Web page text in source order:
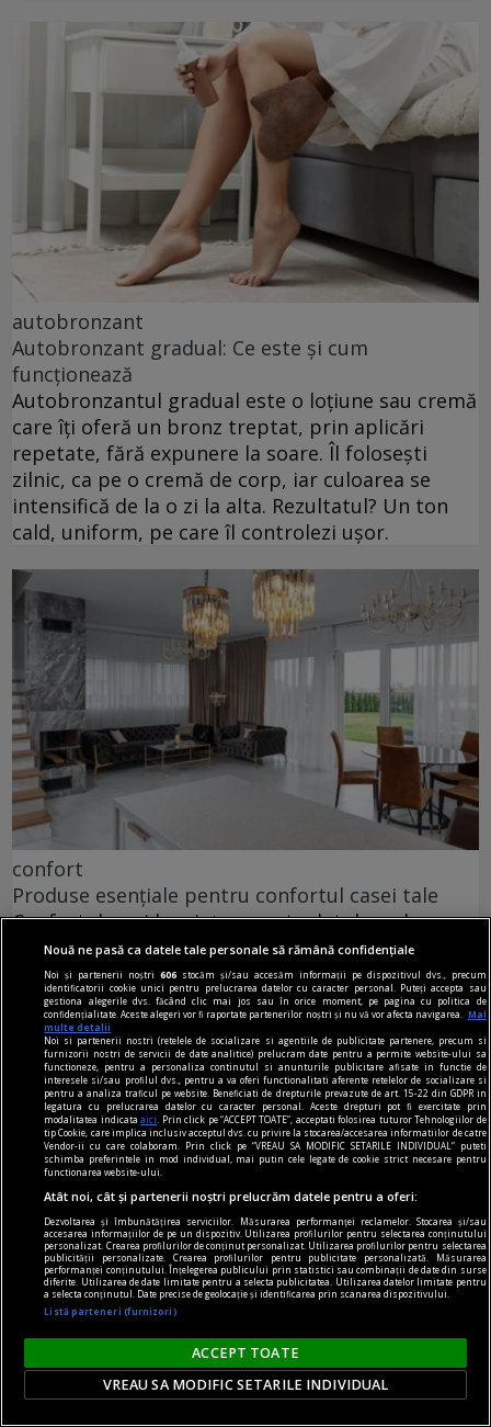
autobronzant
Autobronzant gradual: Ce este și cum
funcționează
Autobronzantul gradual este o loțiune sau cremă
care îți oferă un bronz treptat, prin aplicări
repetate, fără expunere la soare. Îl folosești
zilnic, ca pe o cremă de corp, iar culoarea se
intensifică de la o zi la alta. Rezultatul? Un ton
cald, uniform, pe care îl controlezi ușor.
confort
Produse esențiale pentru confortul casei tale
Confortul unei locuințe nu este dat doar de
dimensiunea spațiului sau de aspectul
mobilierului, ci de modul în care toate
elementele funcționează împreună pentru a crea
o atmosferă echilibrată.
sandale
Cum să îți alegi sandalele pentru ținutele din
Nouă ne pasă ca datele tale personale să rămână confidențiale
Noi și partenerii noștri606 stocăm și/sau accesăm informații pe dispozitivul dvs., precum
identificatorii cookie unici pentru prelucrarea datelor cu caracter personal. Puteți accepta sau
gestiona alegerile dvs. făcând clic mai jos sau în orice moment, pe pagina cu politica de
confidențialitate. Aceste alegeri vor fi raportate partenerilor noștri și nu vă vor afecta navigarea.
Mai
multe detalii
Noi si partenerii nostri (retelele de socializare si agentiile de publicitate partenere, precum si
furnizorii nostri de servicii de date analitice) prelucram date pentru a permite website-ului sa
functioneze, pentru a personaliza continutul si anunturile publicitare afisate in functie de
interesele si/sau profilul dvs., pentru a va oferi functionalitati aferente retelelor de socializare si
pentru a analiza traficul pe website. Beneficiati de drepturile prevazute de art. 15-22 din GDPR in
legatura cu prelucrarea datelor cu caracter personal. Aceste drepturi pot fi exercitate prin
modalitatea indicataaici
. Prin click pe “ACCEPT TOATE”, acceptati folosirea tuturor Tehnologiilor de
tip Cookie, care implica inclusiv acceptul dvs. cu privire la stocarea/accesarea informatiilor de catre
Vendor-ii cu care colaboram. Prin click pe “VREAU SA MODIFIC SETARILE INDIVIDUAL” puteti
schimba preferintele in mod individual, mai putin cele legate de cookie strict necesare pentru
functionarea website-ului.
Atât noi, cât și partenerii noștri prelucrăm datele pentru a oferi:
Dezvoltarea și îmbunătățirea serviciilor. Măsurarea performanței reclamelor. Stocarea și/sau
accesarea informațiilor de pe un dispozitiv. Utilizarea profilurilor pentru selectarea conținutului
personalizat. Crearea profilurilor de conținut personalizat. Utilizarea profilurilor pentru selectarea
publicității personalizate. Crearea profilurilor pentru publicitate personalizată. Măsurarea
performanței conținutului. Înțelegerea publicului prin statistici sau combinații de date din surse
diferite. Utilizarea de date limitate pentru a selecta publicitatea. Utilizarea datelor limitate pentru
a selecta conținutul. Date precise de geolocație și identificarea prin scanarea dispozitivului.
Listă parteneri (furnizori)
ACCEPT TOATE
VREAU SA MODIFIC SETARILE INDIVIDUAL